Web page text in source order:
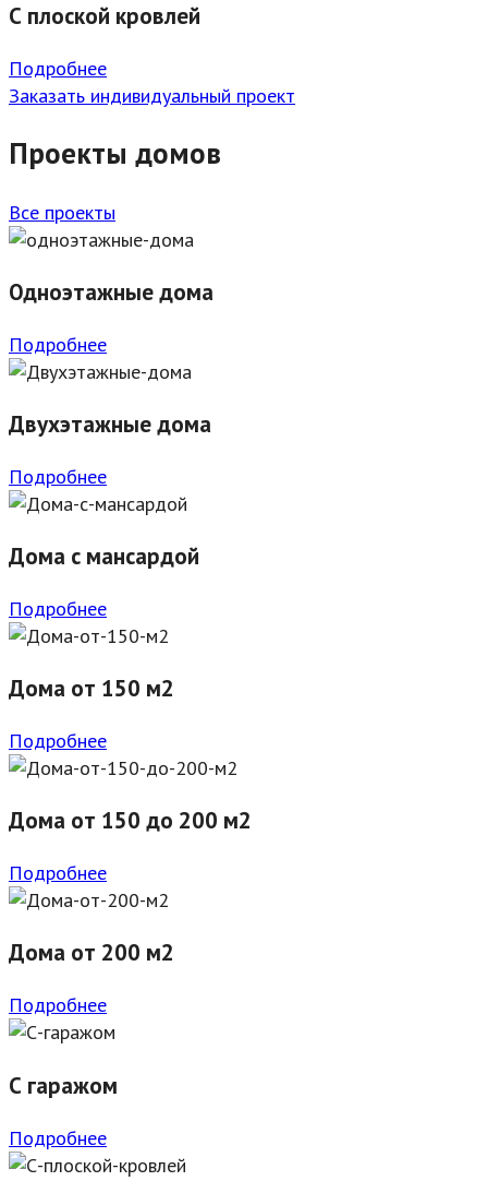
С плоской кровлей
Подробнее
Заказать индивидуальный проект
Проекты домов
Все проекты
Одноэтажные дома
Подробнее
Двухэтажные дома
Подробнее
Дома с мансардой
Подробнее
Дома от 150 м2
Подробнее
Дома от 150 до 200 м2
Подробнее
Дома от 200 м2
Подробнее
С гаражом
Подробнее